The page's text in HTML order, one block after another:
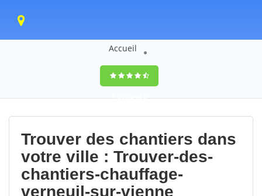
Accueil
9,5(100%)0
votes
Trouver des chantiers dans
votre ville : Trouver-des-
chantiers-chauffage-
verneuil-sur-vienne